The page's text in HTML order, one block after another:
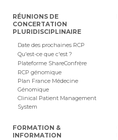
RÉUNIONS DE
CONCERTATION
PLURIDISCIPLINAIRE
Date des prochaines RCP
Qu'est-ce que c'est ?
Plateforme ShareConfrère
RCP génomique
Plan France Médecine
Génomique
Clinical Patient Management
System
FORMATION &
INFORMATION